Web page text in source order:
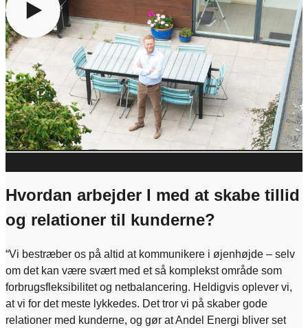
For at se indholdet skal du give samtykke til at anvende
cookies. Det gør du ved at klikke på knappen nedenfor og
vælge “Accepter alle”
Administrér samtykke
Hvordan arbejder I med at skabe tillid
og relationer til kunderne?
“Vi bestræber os på altid at kommunikere i øjenhøjde – selv
om det kan være svært med et så komplekst område som
forbrugsfleksibilitet og netbalancering. Heldigvis oplever vi,
at vi for det meste lykkedes. Det tror vi på skaber gode
relationer med kunderne, og gør at Andel Energi bliver set